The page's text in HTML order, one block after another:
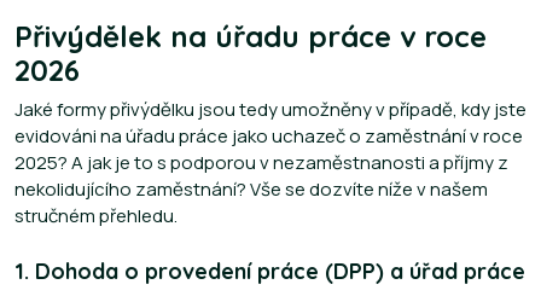
Přivýdělek na úřadu práce v roce
2026
Jaké formy přivýdělku jsou tedy umožněny v případě, kdy jste
evidováni na úřadu práce jako uchazeč o zaměstnání v roce
2025? A jak je to s podporou v nezaměstnanosti a příjmy z
nekolidujícího zaměstnání? Vše se dozvíte níže v našem
stručném přehledu.
1. Dohoda o provedení práce (DPP) a úřad práce